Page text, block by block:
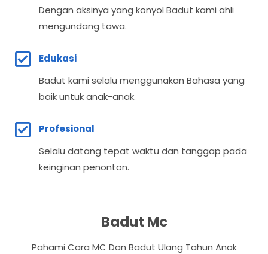
Dengan aksinya yang konyol Badut kami ahli
mengundang tawa.
Edukasi
Badut kami selalu menggunakan Bahasa yang
baik untuk anak-anak.
Profesional
Selalu datang tepat waktu dan tanggap pada
keinginan penonton.
Badut Mc
Pahami Cara MC Dan Badut Ulang Tahun Anak